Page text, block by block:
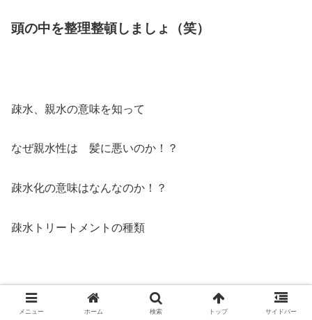
頭の中を整理整頓しましょ（笑）
疎水、親水の意味を知って
なぜ親水性は 髪に悪いのか！？
疎水化の意味はなんなのか！？
疎水トリートメントの種類
中間まとめ記事でした〜！
メニュー ホーム 検索 トップ サイドバー